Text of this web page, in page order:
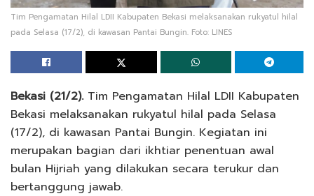
Tim Pengamatan Hilal LDII Kabupaten Bekasi melaksanakan rukyatul hilal
pada Selasa (17/2), di kawasan Pantai Bungin. Foto: LINES
Bekasi (21/2).Tim Pengamatan Hilal LDII Kabupaten
Bekasi melaksanakan rukyatul hilal pada Selasa
(17/2), di kawasan Pantai Bungin. Kegiatan ini
merupakan bagian dari ikhtiar penentuan awal
bulan Hijriah yang dilakukan secara terukur dan
bertanggung jawab.